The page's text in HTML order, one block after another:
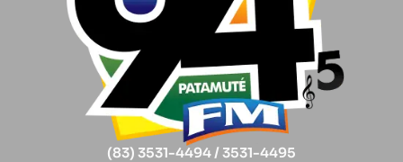
(83) 3531-4494 / 3531-4495